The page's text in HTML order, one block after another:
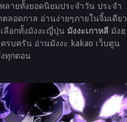
ลายทั้งยอดนิยมประจำวัน ประจำ
ลอดกาล อ่านง่ายๆภายในจิ้มเดียว
ลือกทั้งมังงะญี่ปุ่น มังงะเกาหลีมังฮ
รบครัน อ่านมังงะ kakao เว็บตูน
ทุกตอน